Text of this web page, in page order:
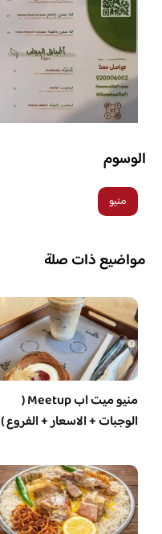
الوسوم
منيو
مواضيع ذات صلة
منيو ميت اب Meetup (
الوجبات + الاسعار + الفروع )